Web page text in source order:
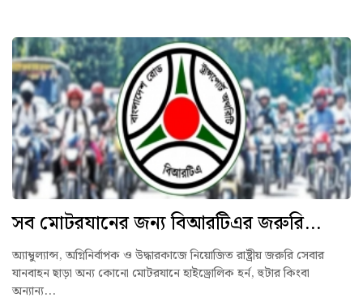
সব মোটরযানের জন্য বিআরটিএর জরুরি...
অ্যাম্বুল্যান্স, অগ্নিনির্বাপক ও উদ্ধারকাজে নিয়োজিত রাষ্ট্রীয় জরুরি সেবার
যানবাহন ছাড়া অন্য কোনো মোটরযানে হাইড্রোলিক হর্ন, হুটার কিংবা
অন্যান্য...